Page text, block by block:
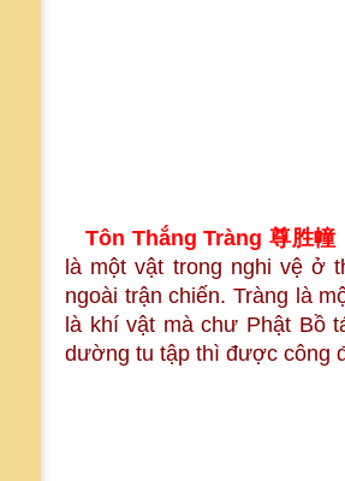
Tôn Thắng Tràng 尊胜幢
là một vật trong nghi vệ ở
ngoài trận chiến. Tràng là
là khí vật mà chư Phật Bồ
dường tu tập thì được công